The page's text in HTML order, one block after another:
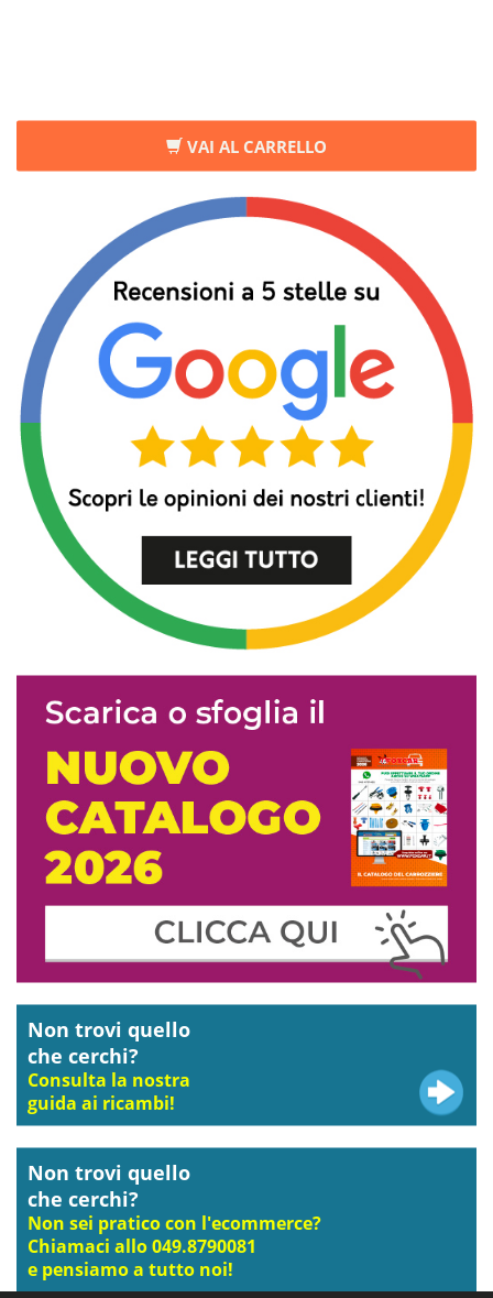
VAI AL CARRELLO
Non trovi quello
che cerchi?
Consulta la nostra
guida ai ricambi!
Non trovi quello
che cerchi?
Non sei pratico con l'ecommerce?
Chiamaci allo 049.8790081
e pensiamo a tutto noi!